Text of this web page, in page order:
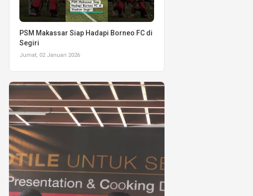
PSM Makassar Siap Hadapi Borneo FC di
Segiri
Jumat, 02 Januari 2026